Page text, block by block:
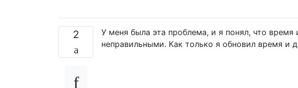
2
У меня была эта проблема, и я понял, что
неправильными. Как только я обновил время и